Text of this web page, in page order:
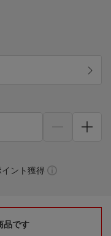
イント獲得
品です